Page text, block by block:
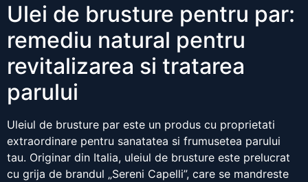
Ulei de brusture pentru par:
remediu natural pentru
revitalizarea si tratarea
parului
Uleiul de brusture par este un produs cu proprietati
extraordinare pentru sanatatea si frumusetea parului
tau. Originar din Italia, uleiul de brusture este prelucrat
cu grija de brandul „Sereni Capelli”, care se mandreste